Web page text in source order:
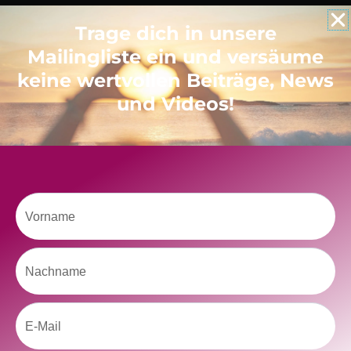
Like uns auf Facebook
akzeptieren und diesen Inhalt zu aktivieren
Trage dich in unsere
Mailingliste ein und versäume
keine wertvollen Beiträge, News
und Videos!
Vorname
Nachname
Email